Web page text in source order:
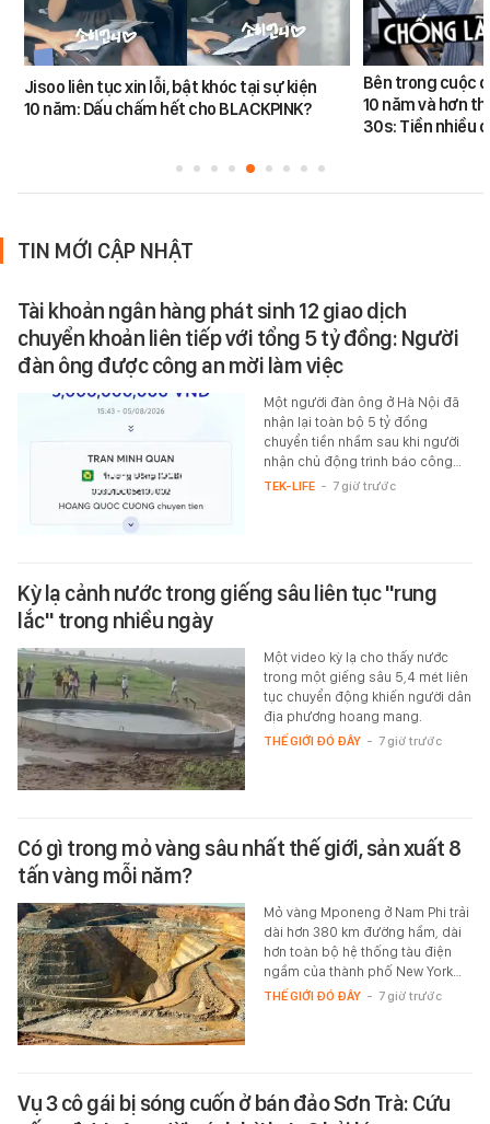
Jisoo liên tục xin lỗi, bật khóc tại sự kiện
10 năm: Dấu chấm hết cho BLACKPINK?
Bên trong cuộc
10 năm và hơn
30s: Tiền nhiều
TIN MỚI CẬP NHẬT
Tài khoản ngân hàng phát sinh 12 giao dịch
chuyển khoản liên tiếp với tổng 5 tỷ đồng: Người
đàn ông được công an mời làm việc
Một người đàn ông ở Hà Nội đã
nhận lại toàn bộ 5 tỷ đồng
chuyển tiền nhầm sau khi người
nhận chủ động trình báo công…
TEK-LIFE - 7 giờ trước
Kỳ lạ cảnh nước trong giếng sâu liên tục "rung
lắc" trong nhiều ngày
Một video kỳ lạ cho thấy nước
trong một giếng sâu 5,4 mét liên
tục chuyển động khiến người dân
địa phương hoang mang.
THẾ GIỚI ĐÓ ĐÂY - 7 giờ trước
Có gì trong mỏ vàng sâu nhất thế giới, sản xuất 8
tấn vàng mỗi năm?
Mỏ vàng Mponeng ở Nam Phi trải
dài hơn 380 km đường hầm, dài
hơn toàn bộ hệ thống tàu điện
ngầm của thành phố New York…
THẾ GIỚI ĐÓ ĐÂY - 7 giờ trước
Vụ 3 cô gái bị sóng cuốn ở bán đảo Sơn Trà: Cứu